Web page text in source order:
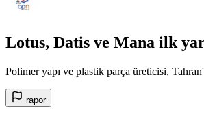
Lotus, Datis ve Mana ilk
Polimer yapı ve plastik parça üreticisi,
rapor